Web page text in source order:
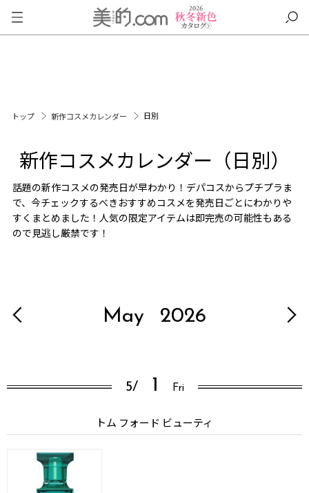
トップ 新作コスメカレンダー 日別
新作コスメカレンダー（日別）
話題の新作コスメの発売日が早わかり！デパコスからプチプラま
で、今チェックするべきおすすめコスメを発売日ごとにわかりや
すくまとめました！人気の限定アイテムは即完売の可能性もある
ので見逃し厳禁です！
May 2026
5/ 1 Fri
トム フォード ビューティ